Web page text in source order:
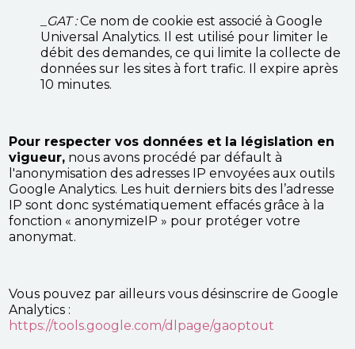
_GAT :Ce nom de cookie est associé à Google
Universal Analytics. Il est utilisé pour limiter le
débit des demandes, ce qui limite la collecte de
données sur les sites à fort trafic. Il expire après
10 minutes.
Pour respecter vos données et la législation en
vigueur, nous avons procédé par défault à
l'anonymisation des adresses IP envoyées aux outils
Google Analytics. Les huit derniers bits des l’adresse
IP sont donc systématiquement effacés grâce à la
fonction « anonymizeIP » pour protéger votre
anonymat.
Vous pouvez par ailleurs vous désinscrire de Google
Analytics :
https://tools.google.com/dlpage/gaoptout